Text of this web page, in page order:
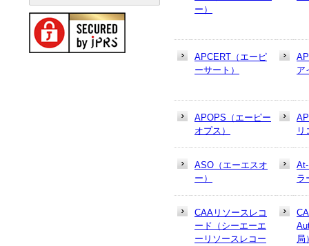
ー）
APCERT（エーピ
ーサート）
ア
APOPS（エーピー
オプス）
リ
ASO（エーエスオ
ー）
ラ
CAAリソースレコ
ード（シーエーエ
ーリソースレコー
局